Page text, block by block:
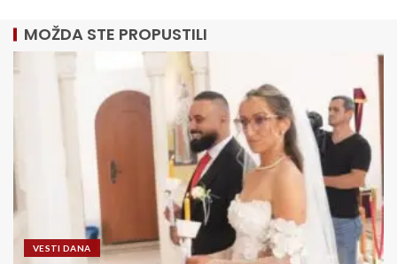
MOŽDA STE PROPUSTILI
VESTI DANA